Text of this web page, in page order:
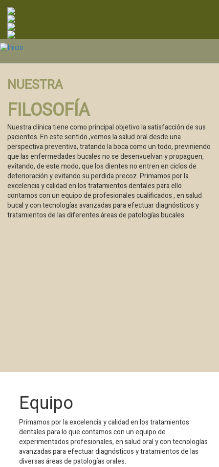
contenido
principal
NUESTRA
FILOSOFÍA
Nuestra clínica tiene como principal objetivo la satisfacción de sus
pacientes. En este sentido ,vemos la salud oral desde una
perspectiva preventiva, tratando la boca como un todo, previniendo
que las enfermedades bucales no se desenvuelvan y propaguen,
evitando, de este modo, que los dientes no entren en ciclos de
deterioración y evitando su perdida precoz. Primamos por la
excelencia y calidad en los tratamientos dentales para ello
contamos con un equipo de profesionales cualificados , en salud
bucal y con tecnologías avanzadas para efectuar diagnósticos y
tratamientos de las diferentes áreas de patologías bucales.
Equipo
Primamos por la excelencia y calidad en los tratamientos
dentales para lo que contamos con un equipo de
experimentados profesionales, en salud oral y con tecnologías
avanzadas para efectuar diagnósticos y tratamientos de las
diversas áreas de patologías orales.